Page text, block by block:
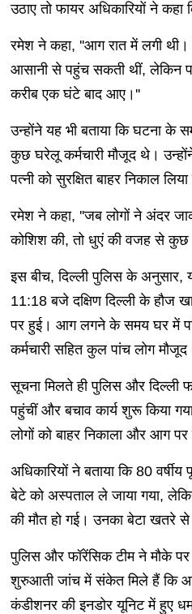
उठाए तो फायर अधिकारियों ने
रमेश ने कहा, ''आग रात में लगी थी।
आसानी से पहुंच सकती थीं, लेकिन
करीब एक घंटे बाद आए।''
उन्होंने यह भी बताया कि घटना
कुछ घरेलू कर्मचारी मौजूद थे।
पत्नी को सुरक्षित बाहर निकाल
रमेश ने कहा, ''जब लोगों ने अंदर
कोशिश की, तो धुएं की वजह से कुछ
इस बीच, दिल्ली पुलिस के अनुसार,
11:18 बजे दक्षिण दिल्ली के हौज
पर हुई। आग लगने के समय घर में
कर्मचारी सहित कुल पांच लोग
सूचना मिलते ही पुलिस और दिल्ली
पहुंचीं और बचाव कार्य शुरू किया
लोगों को बाहर निकाला और आग पर
अधिकारियों ने बताया कि 80
बेटे को अस्पताल ले जाया गया,
की मौत हो गई। उनका बेटा खतरे
पुलिस और फॉरेंसिक टीम ने मौके
शुरुआती जांच में संकेत मिले हैं कि
कंडीशनर की इनडोर यूनिट में हुए